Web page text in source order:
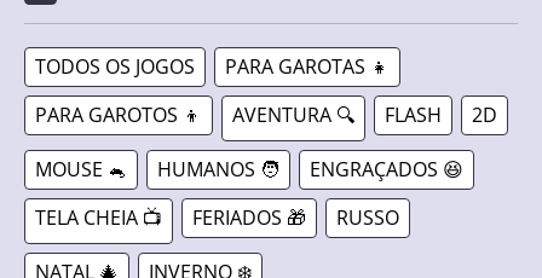
TODOS OS JOGOS
PARA GAROTAS 👧
PARA GAROTOS 👦
AVENTURA 🔍 FLASH 2D
MOUSE 🐁 HUMANOS 🧑
ENGRAÇADOS 😆
TELA CHEIA 📺
FERIADOS 🎁 RUSSO
NATAL 🎄 INVERNO ❄️